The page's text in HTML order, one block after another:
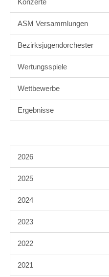
Konzerte
ASM Versammlungen
Bezirksjugendorchester
Wertungsspiele
Wettbewerbe
Ergebnisse
2026
2025
2024
2023
2022
2021